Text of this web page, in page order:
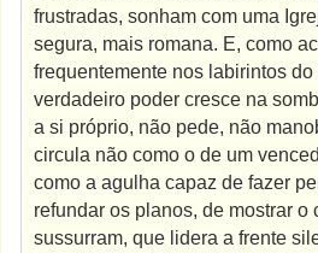
frustradas, sonham com uma
segura, mais romana. E, como
frequentemente nos labirintos do
verdadeiro poder cresce na
a si próprio, não pede, não
circula não como o de um
como a agulha capaz de fazer
refundar os planos, de mostrar o
sussurram, que lidera a frente